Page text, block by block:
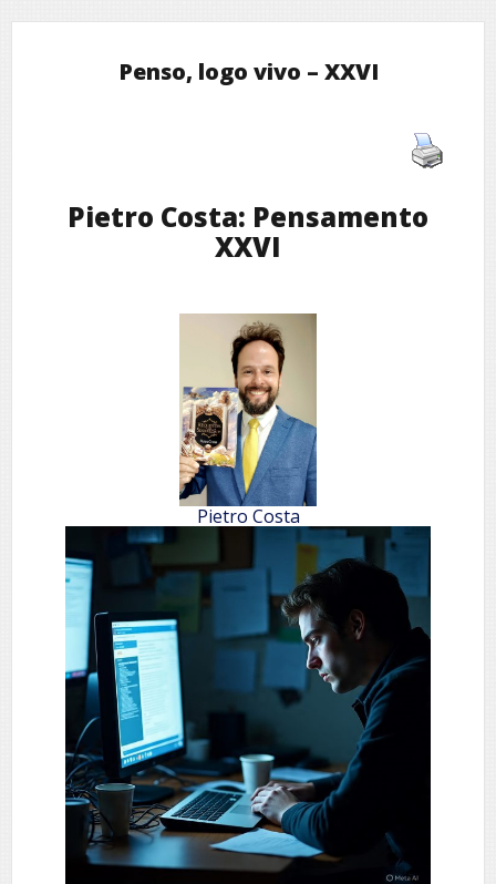
Penso, logo vivo – XXVI
Pietro Costa: Pensamento
XXVI
Pietro Costa